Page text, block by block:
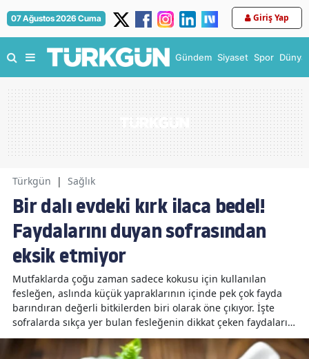
07 Ağustos 2026 Cuma Giriş Yap
Gündem Siyaset Spor Dünya
Türkgün | Sağlık
Bir dalı evdeki kırk ilaca bedel!
Faydalarını duyan sofrasından
eksik etmiyor
Mutfaklarda çoğu zaman sadece kokusu için kullanılan
fesleğen, aslında küçük yapraklarının içinde pek çok fayda
barındıran değerli bitkilerden biri olarak öne çıkıyor. İşte
sofralarda sıkça yer bulan fesleğenin dikkat çeken faydaları…